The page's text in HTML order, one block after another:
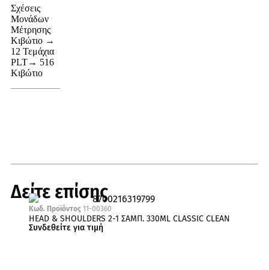
Σχέσεις
Μονάδων
Μέτρησης
Κιβώτιο →
12 Τεμάχια
PLT→ 516
Κιβώτιο
Δείτε επίσης
Κωδ. Προϊόντος 11-00360
HEAD & SHOULDERS 2-1 ΣΑΜΠ. 330ML CLASSIC CLEAN
Συνδεθείτε για τιμή